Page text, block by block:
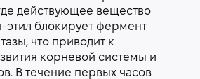
действующее вещество
этил блокирует фермент
что приводит к
корневой системы и
В течение первых часов